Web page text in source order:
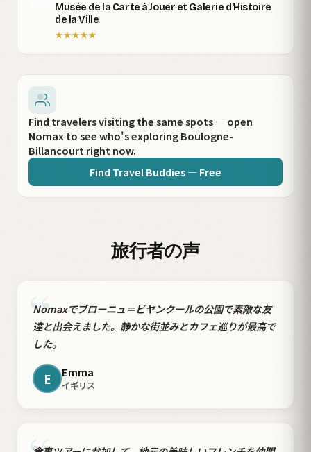
Musée de la Carte à Jouer et Galerie d'Histoire
de la Ville
★★★★★
Find travelers visiting the same spots — open
Nomax to see who's exploring Boulogne-
Billancourt right now.
Find Travel Buddies — Free
旅行者の声
“
Nomaxでブローニュ＝ビヤンクールの公園で素敵な友
達と出会えました。静かな街並みとカフェ巡りが最高で
した。
E Emma
イギリス